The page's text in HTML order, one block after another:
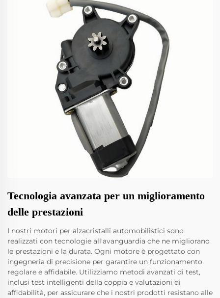
Tecnologia avanzata per un miglioramento
delle prestazioni
I nostri motori per alzacristalli automobilistici sono
realizzati con tecnologie all'avanguardia che ne migliorano
le prestazioni e la durata. Ogni motore è progettato con
ingegneria di precisione per garantire un funzionamento
regolare e affidabile. Utilizziamo metodi avanzati di test,
inclusi test intelligenti della coppia e valutazioni di
affidabilità, per assicurare che i nostri prodotti resistano alle